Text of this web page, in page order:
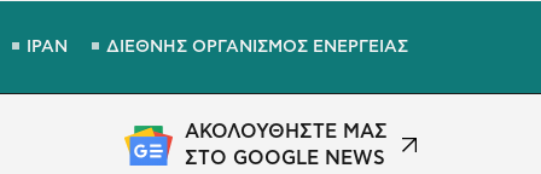
ΙΡΑΝ ΔΙΕΘΝΗΣ ΟΡΓΑΝΙΣΜΟΣ ΕΝΕΡΓΕΙΑΣ
ΑΚΟΛΟΥΘΗΣΤΕ ΜΑΣ
ΣΤΟ GOOGLE NEWS